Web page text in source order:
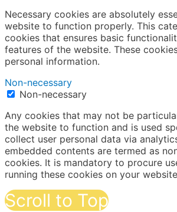
Necessary cookies are absolutely
website to function properly. This
cookies that ensures basic
features of the website. These
personal information.
Non-necessary
Non-necessary
Any cookies that may not be
the website to function and is used
collect user personal data via
embedded contents are termed as
cookies. It is mandatory to procure
running these cookies on your
Scroll to Top